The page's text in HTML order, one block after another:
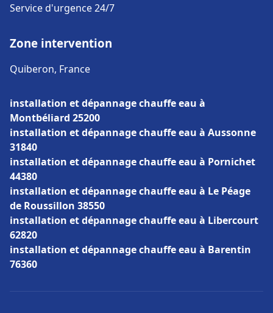
Service d'urgence 24/7
Zone intervention
Quiberon, France
installation et dépannage chauffe eau à
Montbéliard 25200
installation et dépannage chauffe eau à Aussonne
31840
installation et dépannage chauffe eau à Pornichet
44380
installation et dépannage chauffe eau à Le Péage
de Roussillon 38550
installation et dépannage chauffe eau à Libercourt
62820
installation et dépannage chauffe eau à Barentin
76360